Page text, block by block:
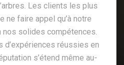
Les clients les plus
faire appel qu’à notre
solides compétences.
d’expériences réussies en
s’étend même au-